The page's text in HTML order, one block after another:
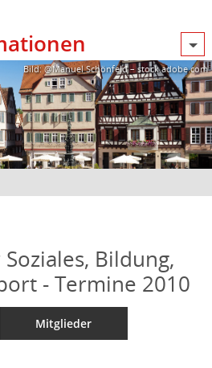
Bild: @Manuel Schönfeld – stock.adobe.com
Bildung,
- Termine 2010
Mitglieder